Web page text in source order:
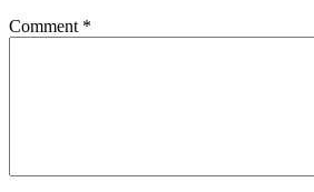
Comment *